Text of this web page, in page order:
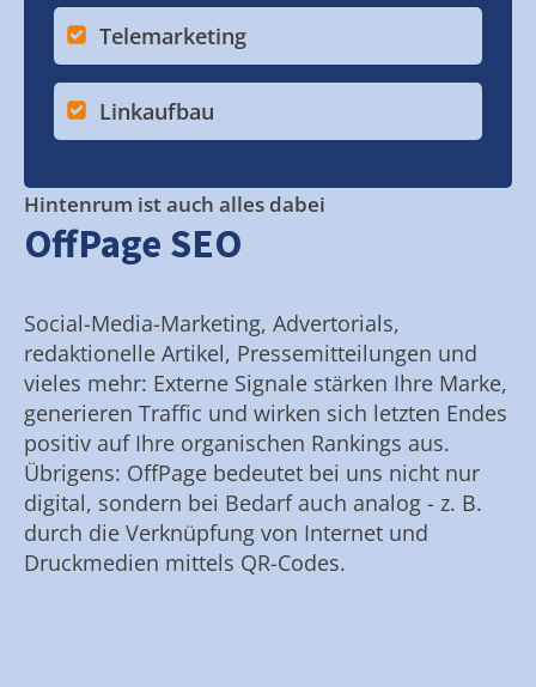
Telemarketing
Linkaufbau
Hintenrum ist auch alles dabei
OffPage SEO
Social-Media-Marketing, Advertorials,
redaktionelle Artikel, Pressemitteilungen und
vieles mehr: Externe Signale stärken Ihre Marke,
generieren Traffic und wirken sich letzten Endes
positiv auf Ihre organischen Rankings aus.
Übrigens: OffPage bedeutet bei uns nicht nur
digital, sondern bei Bedarf auch analog - z. B.
durch die Verknüpfung von Internet und
Druckmedien mittels QR-Codes.